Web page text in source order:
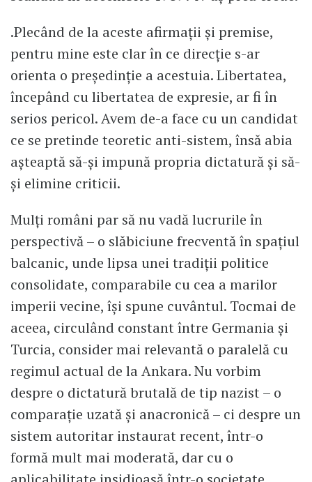
.Plecând de la aceste afirmații și premise,
pentru mine este clar în ce direcție s-ar
orienta o președinție a acestuia. Libertatea,
începând cu libertatea de expresie, ar fi în
serios pericol. Avem de-a face cu un candidat
ce se pretinde teoretic anti-sistem, însă abia
așteaptă să-și impună propria dictatură și să-
și elimine criticii.
Mulți români par să nu vadă lucrurile în
perspectivă – o slăbiciune frecventă în spațiul
balcanic, unde lipsa unei tradiții politice
consolidate, comparabile cu cea a marilor
imperii vecine, își spune cuvântul. Tocmai de
aceea, circulând constant între Germania și
Turcia, consider mai relevantă o paralelă cu
regimul actual de la Ankara. Nu vorbim
despre o dictatură brutală de tip nazist – o
comparație uzată și anacronică – ci despre un
sistem autoritar instaurat recent, într-o
formă mult mai moderată, dar cu o